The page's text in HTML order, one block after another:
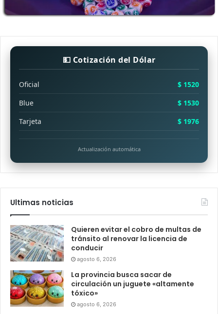
💵 Cotización del Dólar
Oficial
$ 1520
Blue
$ 1530
Tarjeta
$ 1976
Actualización automática
Ultimas noticias
Quieren evitar el cobro de multas de
tránsito al renovar la licencia de
conducir
agosto 6, 2026
La provincia busca sacar de
circulación un juguete «altamente
tóxico»
agosto 6, 2026